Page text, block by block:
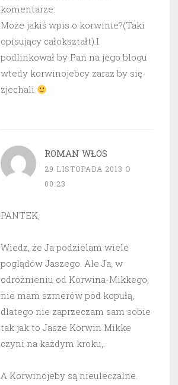
komentarze.
Może jakiś wpis o korwinie?(Taki
opisujący całokształt).I
podlinkował by Pan na jego blogu
wtedy korwinojebcy zaraz by się
zjechali
ROMAN WŁOS
29 LISTOPADA 2013 O
00:23
PANTEK,
Wiedz, że Ja podzielam wiele
poglądów Jaszego. Ale Ja, w
odróżnieniu od Korwina-Mikkego,
nie mam szmerów pod kopułą,
dlatego nie zaprzeczam sam sobie
tak jak to Jasze Korwin Mikke
czyni na każdym kroku,.
A Korwinojeby są nieuleczalne.